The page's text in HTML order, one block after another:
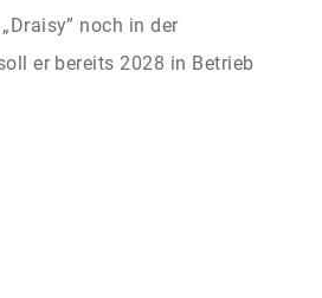
noch in der
er bereits 2028 in Betrieb